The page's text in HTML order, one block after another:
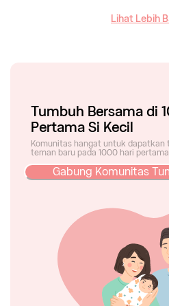
Lihat Lebih
Tumbuh Bersama di
Pertama Si Kecil
Komunitas hangat untuk dapatkan
teman baru pada 1000 hari
Gabung Komunitas